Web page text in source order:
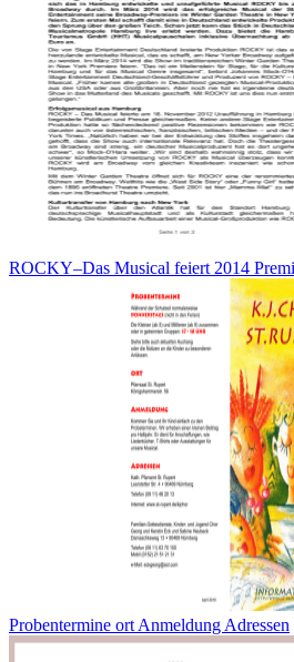
ROCKY–Das Musical feiert 2014
Probentermine ort Anmeldung Adressen